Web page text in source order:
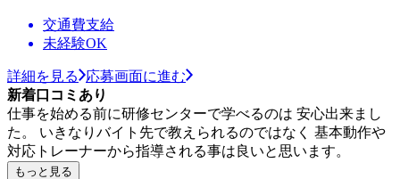
交通費支給
未経験OK
詳細を見る
応募画面に進む
新着口コミあり
仕事を始める前に研修センターで学べるのは 安心出来まし
た。 いきなりバイト先で教えられるのではなく 基本動作や
対応トレーナーから指導される事は良いと思います。
もっと見る